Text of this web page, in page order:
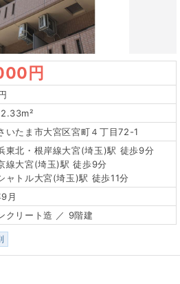
円
いたま市大宮区宮町４丁目72-1
東北・根岸線大宮(埼玉)駅 徒歩9分
線大宮(埼玉)駅 徒歩9分
ャトル大宮(埼玉)駅 徒歩11分
月
クリート造 ／ 9階建